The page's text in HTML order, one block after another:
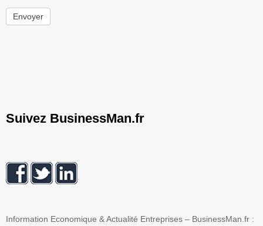
Envoyer
Suivez BusinessMan.fr
Information Economique & Actualité Entreprises – BusinessMan.fr :